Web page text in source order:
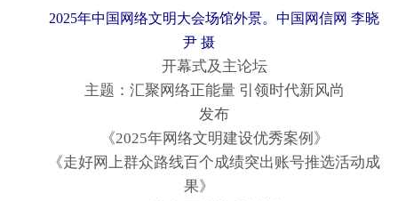
2025年中国网络文明大会场馆外景。中国网信网 李晓
尹 摄
开幕式及主论坛
主题：汇聚网络正能量 引领时代新风尚
发布
《2025年网络文明建设优秀案例》
《走好网上群众路线百个成绩突出账号推选活动成
果》